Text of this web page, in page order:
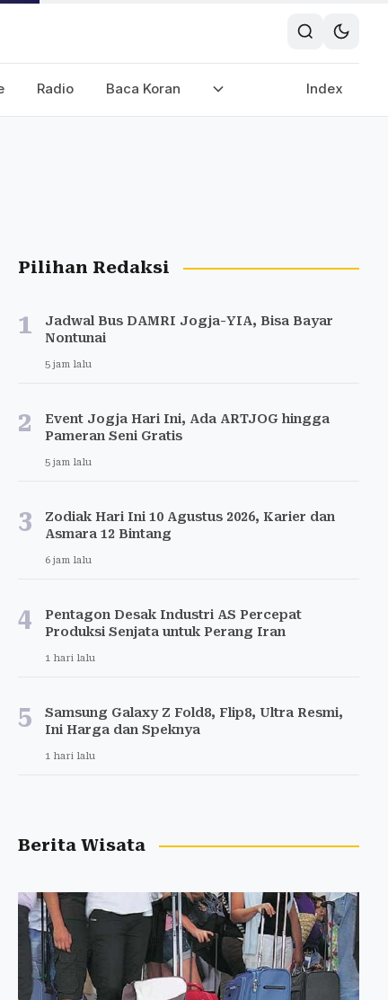
Radio Baca Koran Index
Pilihan Redaksi
1
Jadwal Bus DAMRI Jogja-YIA, Bisa Bayar
Nontunai
5 jam lalu
2
Event Jogja Hari Ini, Ada ARTJOG hingga
Pameran Seni Gratis
5 jam lalu
3
Zodiak Hari Ini 10 Agustus 2026, Karier dan
Asmara 12 Bintang
6 jam lalu
4
Pentagon Desak Industri AS Percepat
Produksi Senjata untuk Perang Iran
1 hari lalu
5
Samsung Galaxy Z Fold8, Flip8, Ultra Resmi,
Ini Harga dan Speknya
1 hari lalu
Berita Wisata